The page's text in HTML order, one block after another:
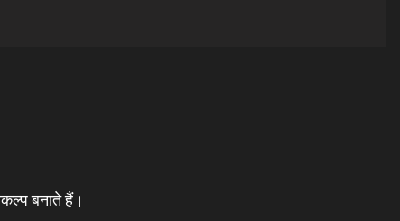
बनाते हैं।